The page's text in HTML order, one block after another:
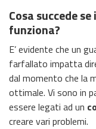
Cosa succede
funziona?
E’ evidente che un
farfallato impatta
dal momento che la
ottimale. Vi sono in
essere legati ad un
creare vari problemi.